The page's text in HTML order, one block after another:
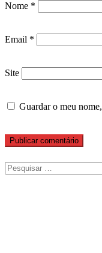
Nome *
Email *
Site
Guardar o meu
Pesquisar
por: